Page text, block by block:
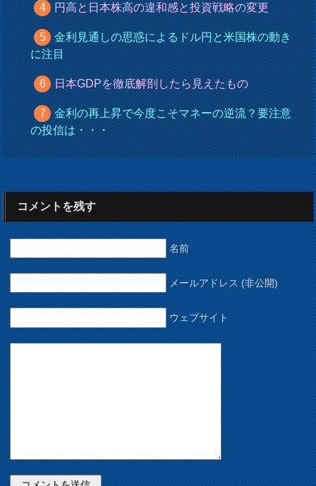
円高と日本株高の違和感と投資戦略の変更
金利見通しの思惑によるドル円と米国株の動き
に注目
日本GDPを徹底解剖したら見えたもの
金利の再上昇で今度こそマネーの逆流？要注意
の投信は・・・
コメントを残す
名前
メールアドレス (非公開)
ウェブサイト